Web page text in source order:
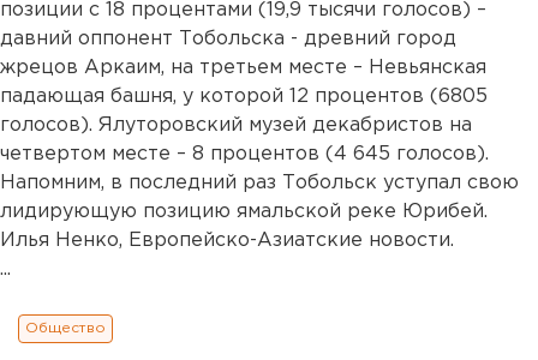
позиции с 18 процентами (19,9 тысячи голосов) –
давний оппонент Тобольска - древний город
жрецов Аркаим, на третьем месте – Невьянская
падающая башня, у которой 12 процентов (6805
голосов). Ялуторовский музей декабристов на
четвертом месте – 8 процентов (4 645 голосов).
Напомним, в последний раз Тобольск уступал свою
лидирующую позицию ямальской реке Юрибей.
Илья Ненко, Европейско-Азиатские новости.
...
Общество